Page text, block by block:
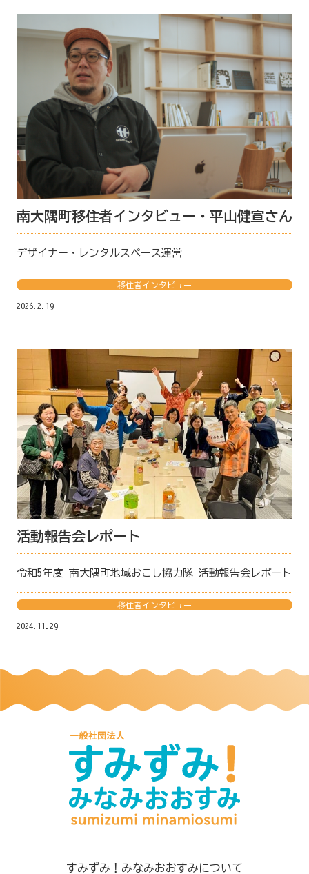
南大隅町移住者インタビュー・平山健宣さん
デザイナー・レンタルスペース運営
移住者インタビュー
2026.2.19
活動報告会レポート
令和5年度 南大隅町地域おこし協力隊 活動報告会レポート
移住者インタビュー
2024.11.29
すみずみ！みなみおおすみについて